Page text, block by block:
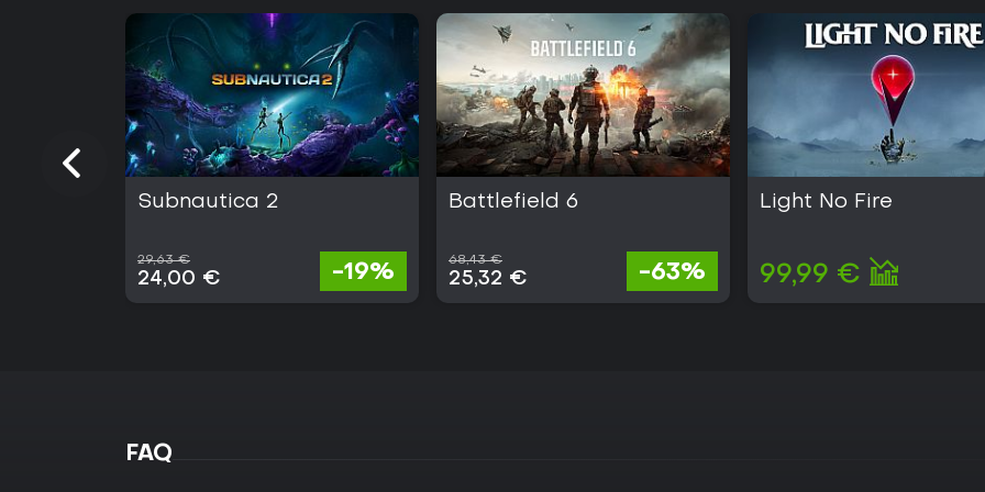
Subnautica 2
29,63 €
24,00 € -19%
Battlefield 6
68,43 €
25,32 € -63%
Light No Fire
99,99 €
FAQ